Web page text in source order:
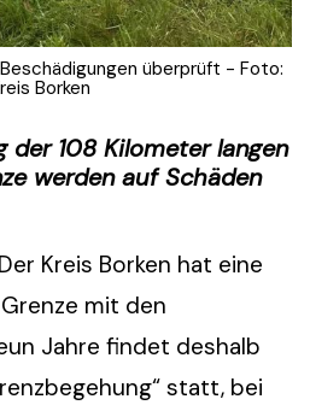
überprüft - Foto:
Borken
der 108 Kilometer langen
werden auf Schäden
Der Kreis Borken hat eine
mit den
Jahre findet deshalb
statt, bei